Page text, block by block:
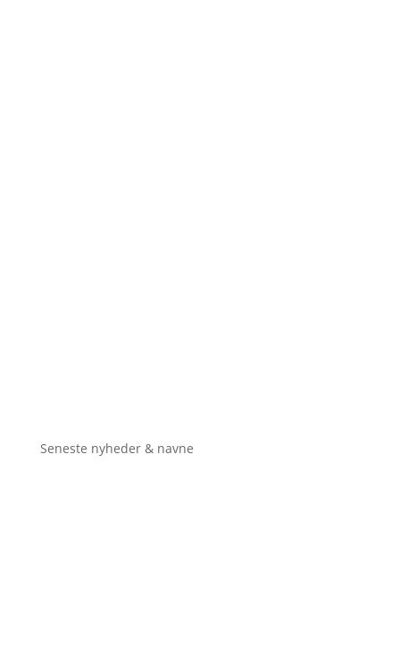
Seneste nyheder & navne